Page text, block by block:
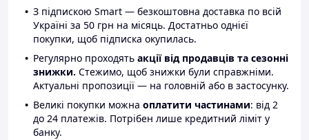
З підпискою Smart — безкоштовна доставка по всій
Україні за 50 грн на місяць. Достатньо однієї
покупки, щоб підписка окупилась.
Регулярно проходять акції від продавців та сезонні
знижки. Стежимо, щоб знижки були справжніми.
Актуальні пропозиції — на головній або в застосунку.
Великі покупки можна оплатити частинами: від 2
до 24 платежів. Потрібен лише кредитний ліміт у
банку.